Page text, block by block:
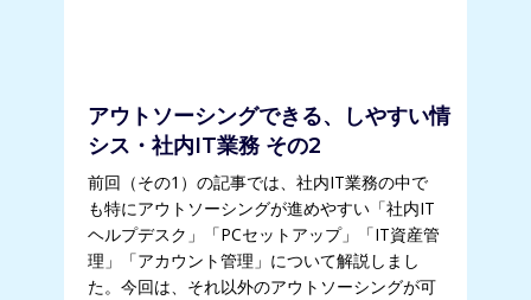
アウトソーシングできる、しやすい情
シス・社内IT業務 その2
前回（その1）の記事では、社内IT業務の中で
も特にアウトソーシングが進めやすい「社内IT
ヘルプデスク」「PCセットアップ」「IT資産管
理」「アカウント管理」について解説しまし
た。今回は、それ以外のアウトソーシングが可